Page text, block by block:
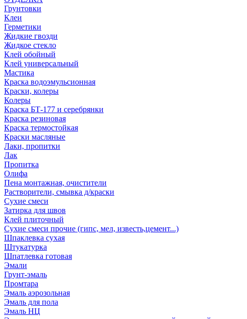
Грунтовки
Клеи
Герметики
Жидкие гвозди
Жидкое стекло
Клей обойный
Клей универсальный
Мастика
Краска водоэмульсионная
Краски, колеры
Колеры
Краска БТ-177 и серебрянки
Краска резиновая
Краска термостойкая
Краски масляные
Лаки, пропитки
Лак
Пропитка
Олифа
Пена монтажная, очистители
Растворители, смывка д/краски
Сухие смеси
Затирка для швов
Клей плиточный
Сухие смеси прочие (гипс, мел, известь,цемент...)
Шпаклевка сухая
Штукатурка
Шпатлевка готовая
Эмали
Грунт-эмаль
Промтара
Эмаль аэрозольная
Эмаль для пола
Эмаль НЦ